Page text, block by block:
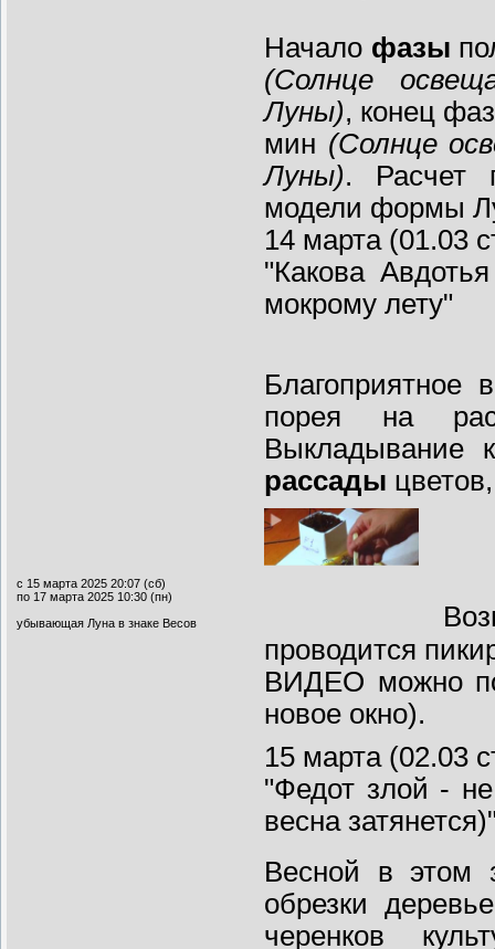
Начало фазы
(Солнце
Луны), конец
мин (Солнце
Луны). Расчет
модели формы
14 марта (01.03
"Какова
мокрому лету"
с 15 марта 2025 20:07 (сб)
по 17 марта 2025 10:30 (пн)
убывающая Луна в знаке Весов
Благоприятное
порея на
Выкладывание
рассады
проводится
ВИДЕО можно
новое окно).
15 марта (02.03
"Федот злой -
весна
Весной в этом
обрезки
черенков